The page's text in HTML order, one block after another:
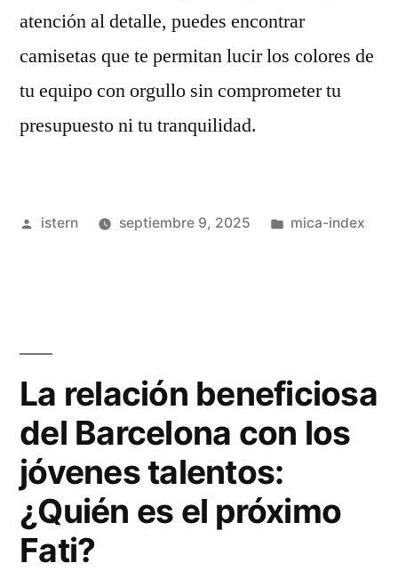
atención al detalle, puedes encontrar
camisetas que te permitan lucir los colores de
tu equipo con orgullo sin comprometer tu
presupuesto ni tu tranquilidad.
Publicado
istern septiembre 9, 2025
Publicado
mica-index
La relación beneficiosa
del Barcelona con los
jóvenes talentos:
¿Quién es el próximo
Fati?